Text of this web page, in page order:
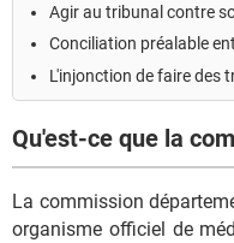
Agir au tribunal contre
Conciliation préalable
L'injonction de faire des
Qu'est-ce que la
La commission
organisme officiel de